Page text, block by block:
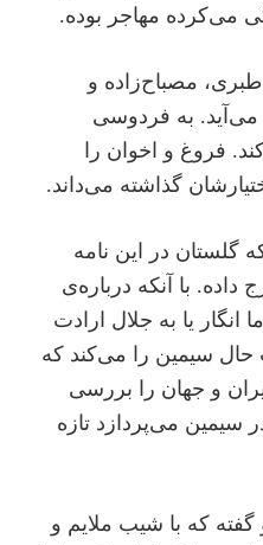
می‌کرده مهاجر بوده.
طبری،‌ مصباح‌زاده و
می‌آید. به فردوسی
فروغ و اخوان را
گذاشته می‌داند.
گلستان در این نامه
با آنکه درباره‌‌ی
یا به جلال ارادت
حال سیمین را می‌کند که
ایران و جهان را بررسی
سیمین می‌پردازد تازه
گفته که با شیب ملایم و